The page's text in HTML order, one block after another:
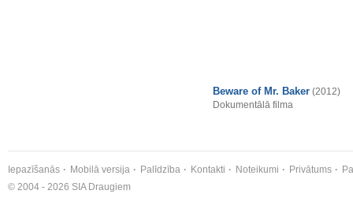
Beware of Mr. Baker (2012)
Dokumentālā filma
Iepazīšanās Mobilā versija Palīdzība Kontakti Noteikumi Privātums
© 2004 - 2026 SIA Draugiem